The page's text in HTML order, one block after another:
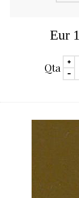
Eur
Qta